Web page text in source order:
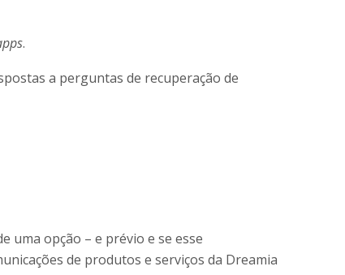
.
a perguntas de recuperação de
uma opção – e prévio e se esse
de produtos e serviços da Dreamia